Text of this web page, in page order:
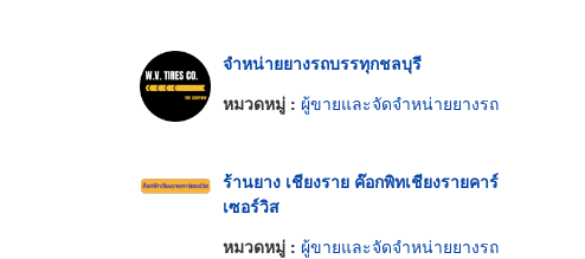
จำหน่ายยางรถบรรทุกชลบุรี
หมวดหมู่ : ผู้ขายและจัดจำหน่ายยางรถ
ร้านยาง เชียงราย ค๊อกพิทเชียงรายคาร์
เซอร์วิส
หมวดหมู่ : ผู้ขายและจัดจำหน่ายยางรถ